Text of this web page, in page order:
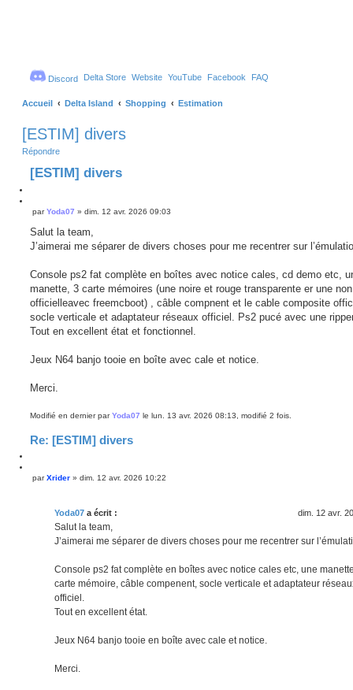
Discord Delta Store Website YouTube Facebook FAQ
Accueil Delta Island Shopping Estimation
[ESTIM] divers
Répondre
[ESTIM] divers
e
t
e
r
M
e
s
e
parYoda07 » dim. 12 avr. 2026 09:03
Salut la team,
J’aimerai me séparer de divers choses pour me recentrer sur
Console ps2 fat complète en boîtes avec notice cales, cd demo etc,
manette, 3 carte mémoires (une noire et rouge transparente er une non
officielleavec freemcboot) , câble compnent et le cable composite
socle verticale et adaptateur réseaux officiel. Ps2 pucé avec une
Tout en excellent état et fonctionnel.
Jeux N64 banjo tooie en boîte avec cale et notice.
Merci.
Modifié en dernier parYoda07 le lun. 13 avr. 2026 08:13, modifié 2 fois.
Re: [ESTIM] divers
M
parXrider » dim. 12 avr. 2026 10:22
Yoda07 a écrit : dim. 12 avr.
Salut la team,
J’aimerai me séparer de divers choses pour me recentrer sur
Console ps2 fat complète en boîtes avec notice cales etc, une
carte mémoire, câble compenent, socle verticale et adaptateur
officiel.
Tout en excellent état.
Jeux N64 banjo tooie en boîte avec cale et notice.
Merci.